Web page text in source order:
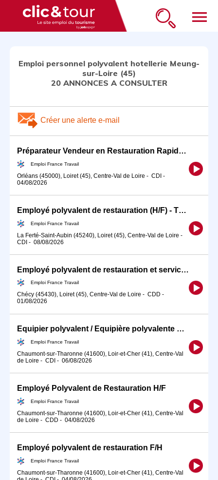
menu
Emploi personnel polyvalent hotellerie Meung-
sur-Loire (45)
20 ANNONCES A CONSULTER
Créer une alerte e-mail
Préparateur Vendeur en Restauration Rapide (H/F)
Emploi France Travail
Orléans (45000), Loiret (45), Centre-Val de Loire - CDI -
04/08/2026
Employé polyvalent de restauration (H/F) - THALES LA FERTE SAINT AUBIN
Emploi France Travail
La Ferté-Saint-Aubin (45240), Loiret (45), Centre-Val de Loire -
CDI - 08/08/2026
Employé polyvalent de restauration et services (H/F)
Emploi France Travail
Chécy (45430), Loiret (45), Centre-Val de Loire - CDD -
01/08/2026
Equipier polyvalent / Equipière polyvalente de restauration rapid (H/F)
Emploi France Travail
Chaumont-sur-Tharonne (41600), Loir-et-Cher (41), Centre-Val
de Loire - CDI - 06/08/2026
Employé Polyvalent de Restauration H/F
Emploi France Travail
Chaumont-sur-Tharonne (41600), Loir-et-Cher (41), Centre-Val
de Loire - CDD - 04/08/2026
Employé polyvalent de restauration F/H
Emploi France Travail
Chaumont-sur-Tharonne (41600), Loir-et-Cher (41), Centre-Val